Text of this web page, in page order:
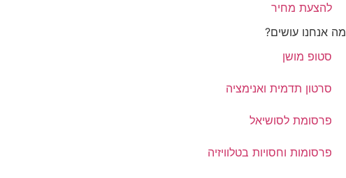
להצעת מחיר
מה אנחנו עושים?
סטופ מושן
סרטון תדמית ואנימציה
פרסומת לסושיאל
פרסומות וחסויות בטלוויזיה